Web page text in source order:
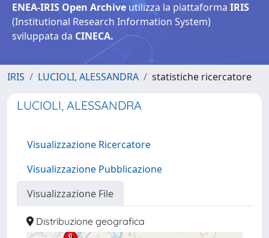
ENEA-IRIS Open Archive utilizza la piattaforma IRIS
(Institutional Research Information System)
sviluppata da CINECA.
IRIS LUCIOLI, ALESSANDRA statistiche ricercatore
LUCIOLI, ALESSANDRA
Visualizzazione Ricercatore
Visualizzazione Pubblicazione
Visualizzazione File
Distribuzione geografica